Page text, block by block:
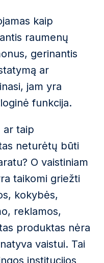
kaip
raumenų
gerinantis
ar
jam yra
funkcija.
ar taip
neturėtų būti
O vaistiniam
taikomi griežti
kokybės,
reklamos,
produktas nėra
vaistui. Tai
institucijos